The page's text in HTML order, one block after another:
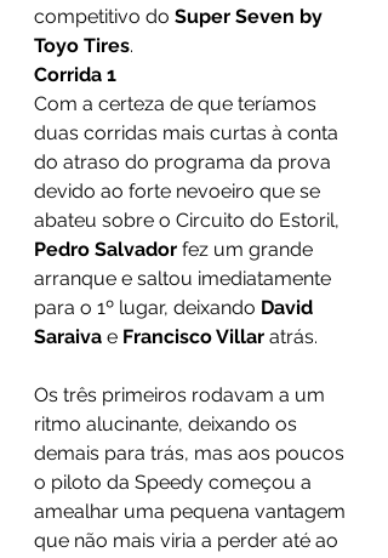
competitivo do Super Seven by
Toyo Tires.
Corrida 1
Com a certeza de que teríamos
duas corridas mais curtas à conta
do atraso do programa da prova
devido ao forte nevoeiro que se
abateu sobre o Circuito do Estoril,
Pedro Salvador fez um grande
arranque e saltou imediatamente
para o 1º lugar, deixando David
Saraiva e Francisco Villar atrás.
Os três primeiros rodavam a um
ritmo alucinante, deixando os
demais para trás, mas aos poucos
o piloto da Speedy começou a
amealhar uma pequena vantagem
que não mais viria a perder até ao